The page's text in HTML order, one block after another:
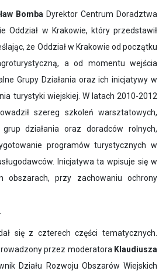
Bomba Dyrektor Centrum Doradztwa
Oddział w Krakowie, który przedstawił
że Oddział w Krakowie od początku
a od momentu wejścia
Grupy Działania oraz ich inicjatywy w
turystyki wiejskiej. W latach 2010-2012
szereg szkoleń warsztatowych,
działania oraz doradców rolnych,
programów turystycznych w
Inicjatywa ta wpisuje się w
obszarach, przy zachowaniu ochrony
się z czterech części tematycznych.
przez moderatora Klaudiusza
Działu Rozwoju Obszarów Wiejskich